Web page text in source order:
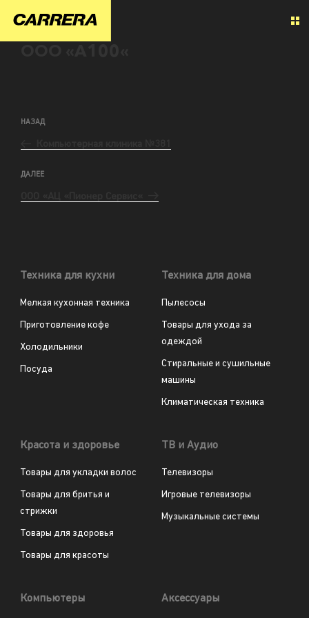
НАЗАД
ДАЛЕЕ
Техника для кухни
Мелкая кухонная техника
Приготовление кофе
Холодильники
Посуда
Техника для дома
Пылесосы
Товары для ухода за
одеждой
Стиральные и сушильные
машины
Климатическая техника
Красота и здоровье
Товары для укладки волос
Товары для бритья и
стрижки
Товары для здоровья
Товары для красоты
ТВ и Аудио
Телевизоры
Игровые телевизоры
Музыкальные системы
Компьютеры Аксессуары